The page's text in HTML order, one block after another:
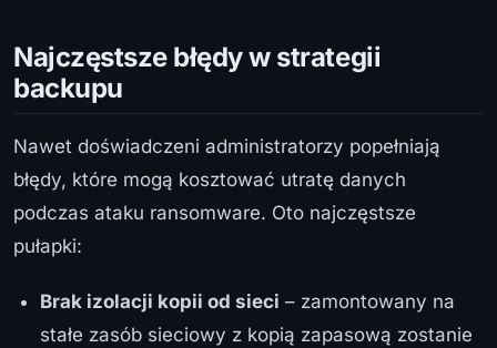
Najczęstsze błędy w strategii
backupu
Nawet doświadczeni administratorzy popełniają
błędy, które mogą kosztować utratę danych
podczas ataku ransomware. Oto najczęstsze
pułapki:
Brak izolacji kopii od sieci – zamontowany na
stałe zasób sieciowy z kopią zapasową zostanie